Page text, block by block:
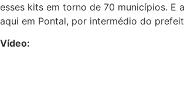
esses kits em torno de 70 municípios. E
aqui em Pontal, por intermédio do
Vídeo: